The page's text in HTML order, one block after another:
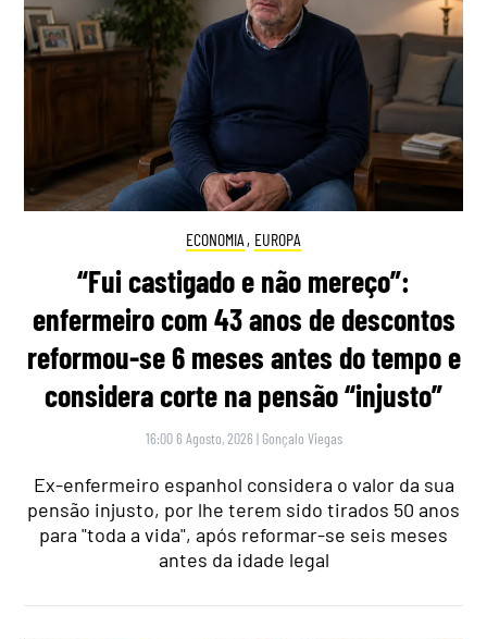
ECONOMIA , EUROPA
“Fui castigado e não mereço”:
enfermeiro com 43 anos de descontos
reformou-se 6 meses antes do tempo e
considera corte na pensão “injusto”
16:00 6 Agosto, 2026 | Gonçalo Viegas
Ex-enfermeiro espanhol considera o valor da sua
pensão injusto, por lhe terem sido tirados 50 anos
para "toda a vida", após reformar-se seis meses
antes da idade legal